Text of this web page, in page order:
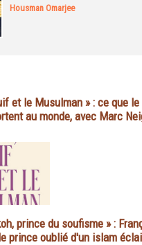
Housman Omarjee
et le Musulman » : ce que
au monde, avec Marc
prince du soufisme » :
prince oublié d'un islam